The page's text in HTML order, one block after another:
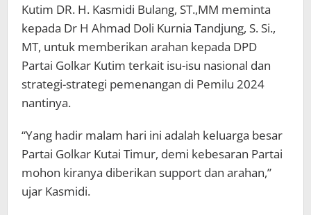
Kutim DR. H. Kasmidi Bulang, ST.,MM meminta
kepada Dr H Ahmad Doli Kurnia Tandjung, S. Si.,
MT, untuk memberikan arahan kepada DPD
Partai Golkar Kutim terkait isu-isu nasional dan
strategi-strategi pemenangan di Pemilu 2024
nantinya.
“Yang hadir malam hari ini adalah keluarga besar
Partai Golkar Kutai Timur, demi kebesaran Partai
mohon kiranya diberikan support dan arahan,”
ujar Kasmidi.